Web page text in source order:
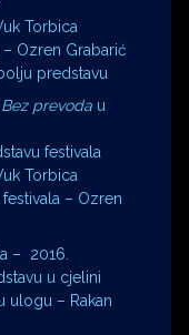
Torbica
Ozren Grabarić
predstavu
Bez prevoda u
festivala
Torbica
– Ozren
– 2016.
u cjelini
ulogu – Rakan